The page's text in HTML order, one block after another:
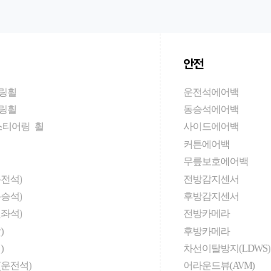
휠
휠
어링 휠
석)
석)
석)
전석)
안전
운전석에어백
동승석에어백
사이드에어백
커튼에어백
무릎보호에어백
전방감지센서
후방감지센서
전방카메라
후방카메라
차선이탈방지(LDWS)
어라운드뷰(AVM)